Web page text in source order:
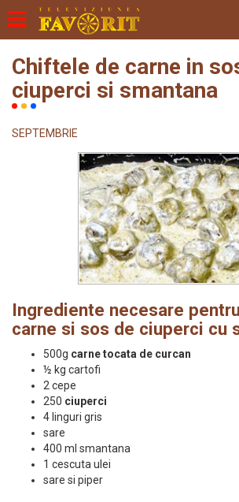
Chiftele de carne in
ciuperci si smantana
SEPTEMBRIE
Ingrediente necesare
carne si sos de ciuperci cu
500g carne tocata de curcan
½ kg cartofi
2 cepe
250 ciuperci
4 linguri gris
sare
400 ml smantana
1 cescuta ulei
sare si piper